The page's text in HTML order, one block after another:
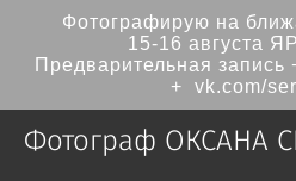
Фотографирую на
15-16 августа
Предварительная запись
+ vk.com/
Фотограф ОКСАНА